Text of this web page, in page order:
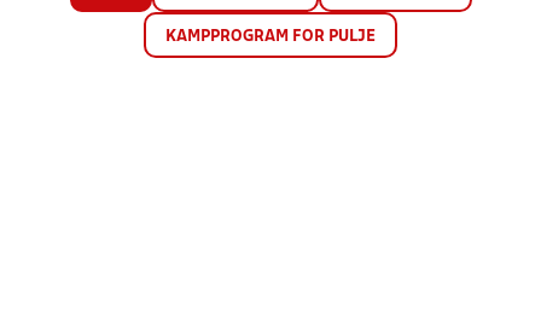
KAMPPROGRAM FOR PULJE